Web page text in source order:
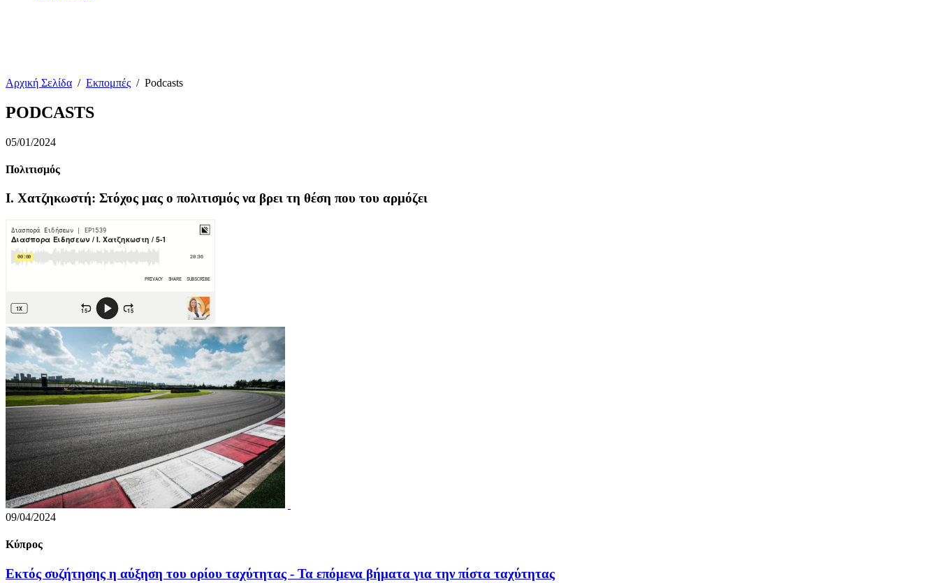
Αρχική Σελίδα / Εκπομπές / Podcasts
PODCASTS
05/01/2024
Πολιτισμός
Ι. Χατζηκωστή: Στόχος μας ο πολιτισμός να βρει τη θέση που του αρμόζει
09/04/2024
Κύπρος
Εκτός συζήτησης η αύξηση του ορίου ταχύτητας - Τα επόμενα βήματα για την πίστα ταχύτητας